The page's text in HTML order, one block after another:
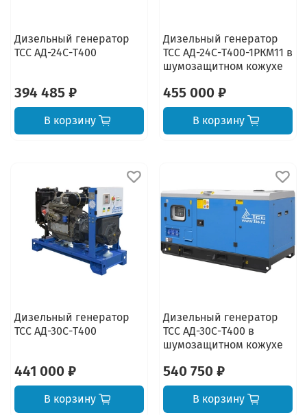
Дизельный генератор
ТСС АД-24С-Т400
394 485 ₽
В корзину
Дизельный генератор
ТСС АД-24С-Т400-1РКМ11 в
шумозащитном кожухе
455 000 ₽
В корзину
Дизельный генератор
ТСС АД-30С-Т400
441 000 ₽
В корзину
Дизельный генератор
ТСС АД-30С-Т400 в
шумозащитном кожухе
540 750 ₽
В корзину